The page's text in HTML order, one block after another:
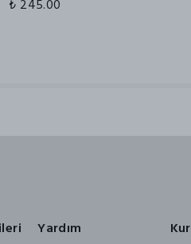
₺ 245.00
Yardım